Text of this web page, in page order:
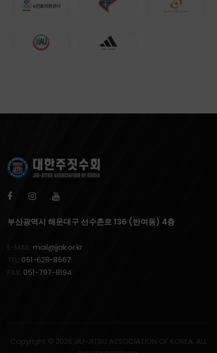
부산광역시 해운대구 선수촌로 136 (반여동) 4층
E-MAIL: mail@jjak.or.kr
TEL: 051-628-8567
FAX: 051-797-8194
Copyright © 2026 JIU-JITSU ASSOCIATION OF KOREA. ALL